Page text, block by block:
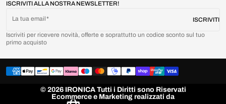
ISCRIVITI ALLA NOSTRA NEWSLETTER!
La tua email ISCRIVITI
Iscriviti per ricevere novità, offerte e soprattutto un codice sconto sul tuo
primo acquisto
© 2026 IRONICA Tutti i Diritti sono Riservati
Ecommerce e Marketing realizzati da